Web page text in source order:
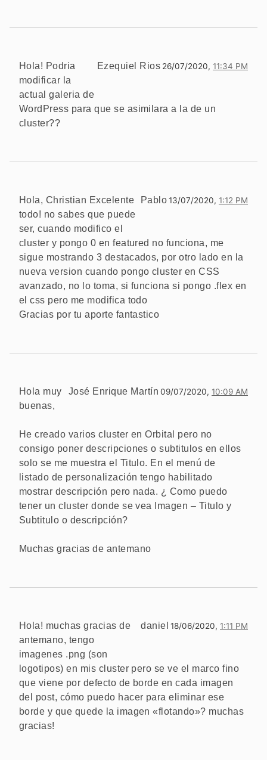
Ezequiel Rios 26/07/2020, 11:34 PM
Hola! Podria
modificar la
actual galeria de
WordPress para que se asimilara a la de un
cluster??
Pablo13/07/2020, 1:12 PM
Hola, Christian Excelente
todo! no sabes que puede
ser, cuando modifico el
cluster y pongo 0 en featured no funciona, me
sigue mostrando 3 destacados, por otro lado en la
nueva version cuando pongo cluster en CSS
avanzado, no lo toma, si funciona si pongo .flex en
el css pero me modifica todo
Gracias por tu aporte fantastico
José Enrique Martín 09/07/2020, 10:09 AM
Hola muy
buenas,
He creado varios cluster en Orbital pero no
consigo poner descripciones o subtitulos en ellos
solo se me muestra el Titulo. En el menú de
listado de personalización tengo habilitado
mostrar descripción pero nada. ¿ Como puedo
tener un cluster donde se vea Imagen – Titulo y
Subtitulo o descripción?
Muchas gracias de antemano
daniel 18/06/2020, 1:11 PM
Hola! muchas gracias de
antemano, tengo
imagenes .png (son
logotipos) en mis cluster pero se ve el marco fino
que viene por defecto de borde en cada imagen
del post, cómo puedo hacer para eliminar ese
borde y que quede la imagen «flotando»? muchas
gracias!